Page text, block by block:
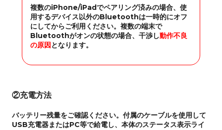
複数のiPhone/iPadでペアリング済みの場合、使
用するデバイス以外のBluetoothは一時的にオフ
にしてからご利用ください。複数の端末で
Bluetoothがオンの状態の場合、干渉し動作不良
の原因となります。
②充電方法
バッテリー残量をご確認ください。付属のケーブルを使用して
USB充電器またはPC等で給電し、本体のステータス表示ライ